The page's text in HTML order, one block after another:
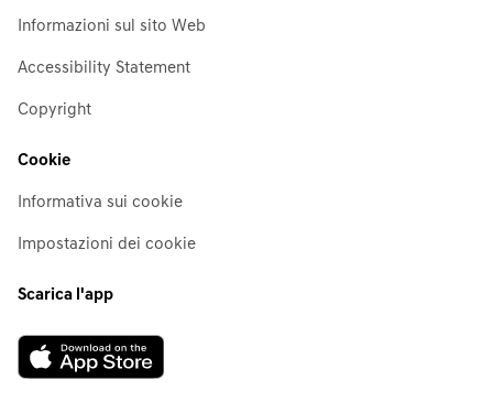
Informazioni sul sito Web
Accessibility Statement
Copyright
Cookie
Informativa sui cookie
Impostazioni dei cookie
Scarica l'app